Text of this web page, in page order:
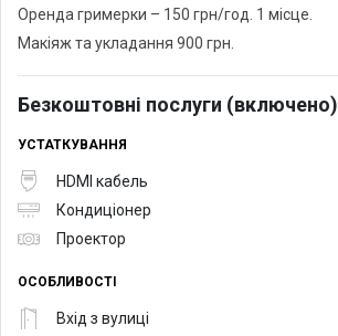
Оренда гримерки – 150 грн/год. 1 місце.
Макіяж та укладання 900 грн.
Безкоштовні послуги (включено)
УСТАТКУВАННЯ
HDMI кабель
Кондиціонер
Проектор
ОСОБЛИВОСТІ
Вхід з вулиці